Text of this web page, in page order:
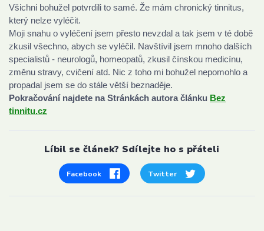
Všichni bohužel potvrdili to samé. Že mám chronický tinnitus,
který nelze vyléčit.
Moji snahu o vyléčení jsem přesto nevzdal a tak jsem v té době
zkusil všechno, abych se vyléčil. Navštívil jsem mnoho dalších
specialistů - neurologů, homeopatů, zkusil čínskou medicínu,
změnu stravy, cvičení atd. Nic z toho mi bohužel nepomohlo a
propadal jsem se do stále větší beznaděje.
Pokračování najdete na Stránkách autora článku Bez
tinnitu.cz
Líbil se článek? Sdílejte ho s přáteli
Facebook Twitter